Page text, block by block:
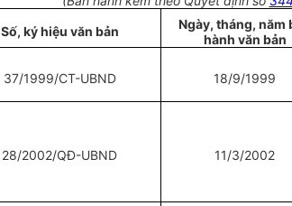
Số, ký hiệu văn bản
Ngày, tháng, năm
hành văn bản
37/1999/CT-UBND 18/9/1999
28/2002/QĐ-UBND 11/3/2002